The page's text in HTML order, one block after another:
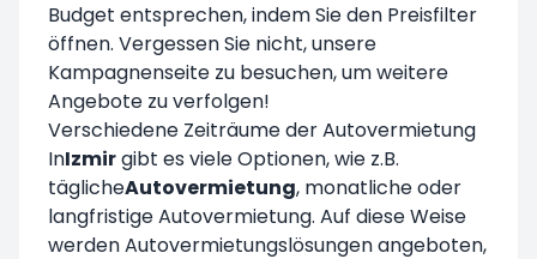
Budget entsprechen, indem Sie den Preisfilter
öffnen. Vergessen Sie nicht, unsere
Kampagnenseite zu besuchen, um weitere
Angebote zu verfolgen!
Verschiedene Zeiträume der Autovermietung
InIzmirgibt es viele Optionen, wie z.B.
täglicheAutovermietung, monatliche oder
langfristige Autovermietung. Auf diese Weise
werden Autovermietungslösungen angeboten,